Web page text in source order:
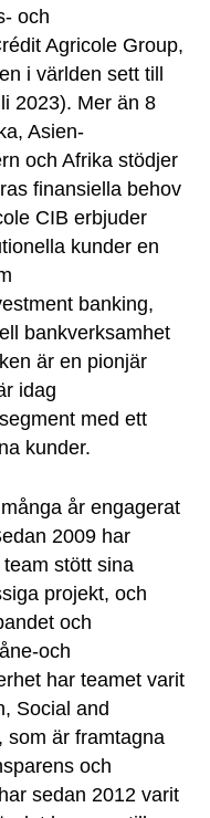
och
Agricole Group,
i världen sett till
2023). Mer än 8
Asien-
och Afrika stödjer
finansiella behov
CIB erbjuder
kunder en
banking,
bankverksamhet
är en pionjär
idag
med ett
kunder.
år engagerat
2009 har
stött sina
projekt, och
och
och
har teamet varit
Social and
som är framtagna
och
sedan 2012 varit